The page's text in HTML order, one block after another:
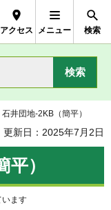
アクセス メニュー 検索
石井団地-2KB（簡平）
更新日：2025年7月2日
）
います